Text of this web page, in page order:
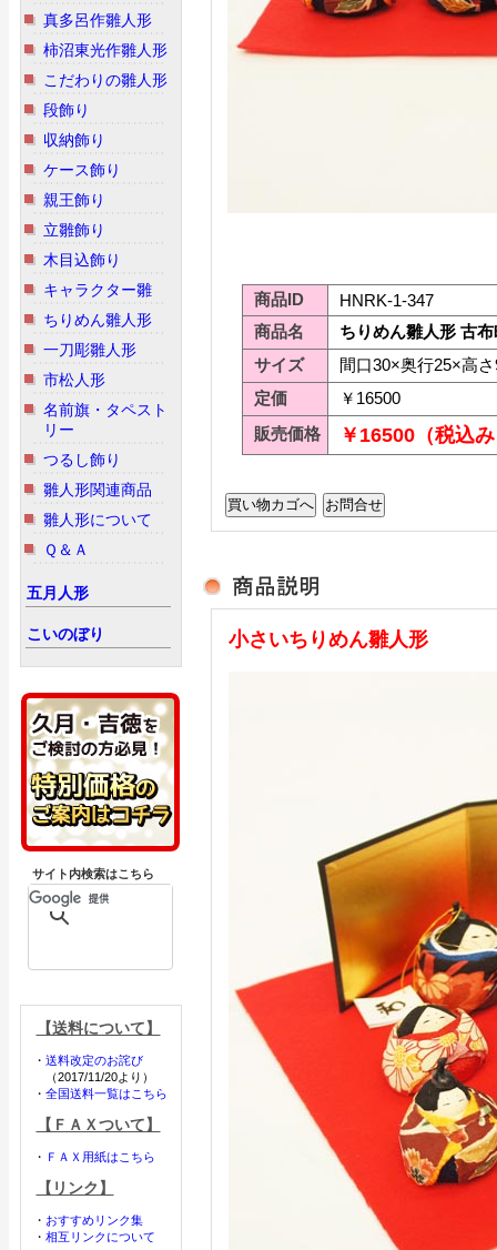
真多呂作雛人形
柿沼東光作雛人形
こだわりの雛人形
段飾り
収納飾り
ケース飾り
親王飾り
立雛飾り
木目込飾り
キャラクター雛
ちりめん雛人形
一刀彫雛人形
市松人形
名前旗・タペスト
リー
つるし飾り
雛人形関連商品
雛人形について
Ｑ＆Ａ
五月人形
こいのぼり
サイト内検索はこちら
【送料について】
・ 送料改定のお詫び
（2017/11/20より）
・ 全国送料一覧はこちら
【ＦＡＸついて】
・ ＦＡＸ用紙はこちら
【リンク】
・ おすすめリンク集
・ 相互リンクについて
商品ID
HNRK-1-347
商品名
ちりめん雛人形 古
サイズ
間口30×奥行25×高
定価
￥16500
販売価格
￥16500（税込
小さいちりめん雛人形